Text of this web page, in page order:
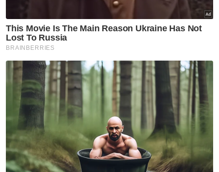
Peguam Negara dan pasukan beliau atas
sokongan, pandangan dan cadangan yang
telah diberikan dalam memperkukuh pindaan
kepada Rang Undang-Undang ini,” menurut
kenyataan itu. - Bernama
Berita Telus & Tulus menerusi E-Mel setiap
hari!